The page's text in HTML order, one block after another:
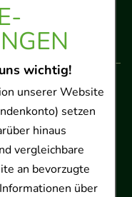
wichtig!
unserer Website
setzen
hinaus
vergleichbare
an bevorzugte
über
Uhr
89 71 80 11